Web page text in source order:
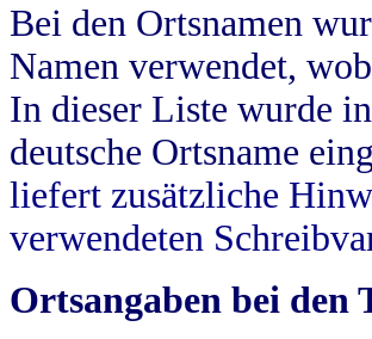
Bei den Ortsnamen
Namen verwendet,
In dieser Liste wurde
deutsche Ortsname
liefert zusätzliche
verwendeten
Ortsangaben bei den